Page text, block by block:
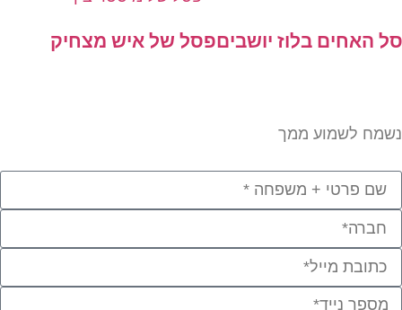
האחים בלוז יושביםפסל של איש מצחיק
לשמוע ממך